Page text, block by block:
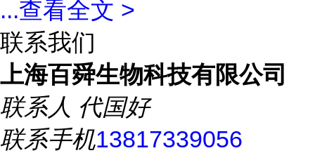
...查看全文 >
联系我们
上海百舜生物科技有限公司
联系人 代国好
联系手机13817339056